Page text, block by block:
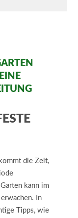
die Zeit,
kann im
In
Tipps, wie